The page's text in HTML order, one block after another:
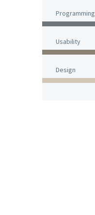
Programming
Usability
Design